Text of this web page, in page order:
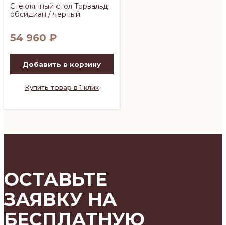
Стеклянный стол Торвальд
обсидиан / черный
54 960 ₽
Добавить в корзину
Купить товар в 1 клик
ОСТАВЬТЕ
ЗАЯВКУ НА
БЕСПЛАТНУЮ